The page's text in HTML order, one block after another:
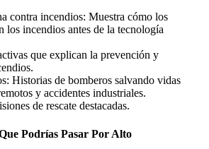
contra incendios: Muestra cómo los
los incendios antes de la tecnología
que explican la prevención y
Historias de bomberos salvando vidas
y accidentes industriales.
de rescate destacadas.
Podrías Pasar Por Alto